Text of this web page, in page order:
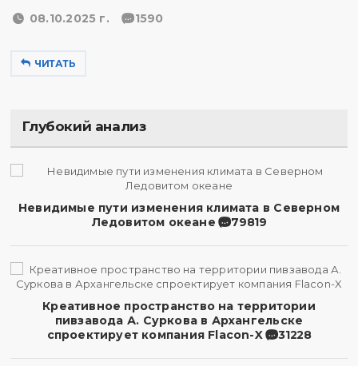
08.10.2025 г. 1590
ЧИТАТЬ
Глубокий анализ
Невидимые пути изменения климата в Северном
Ледовитом океане
79819
Креативное пространство на территории
пивзавода А. Суркова в Архангельске
спроектирует компания Flacon-X
31228